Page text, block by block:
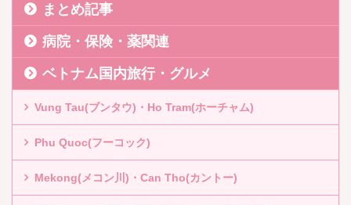
まとめ記事
病院・保険・薬関連
ベトナム国内旅行・グルメ
Vung Tau(ブンタウ)・Ho Tram(ホーチャム)
Phu Quoc(フーコック)
Mekong(メコン川)・Can Tho(カントー)